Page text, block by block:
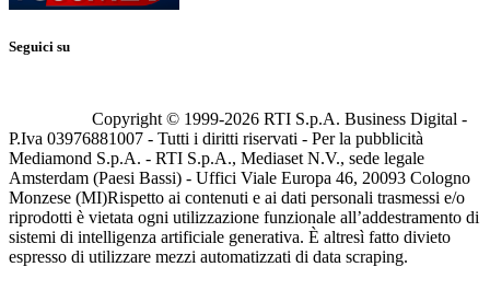
Seguici su
Copyright © 1999-2026 RTI S.p.A. Business Digital -
P.Iva 03976881007 - Tutti i diritti riservati - Per la pubblicità
Mediamond S.p.A. - RTI S.p.A., Mediaset N.V., sede legale
Amsterdam (Paesi Bassi) - Uffici Viale Europa 46, 20093 Cologno
Monzese (MI)Rispetto ai contenuti e ai dati personali trasmessi e/o
riprodotti è vietata ogni utilizzazione funzionale all’addestramento di
sistemi di intelligenza artificiale generativa. È altresì fatto divieto
espresso di utilizzare mezzi automatizzati di data scraping.